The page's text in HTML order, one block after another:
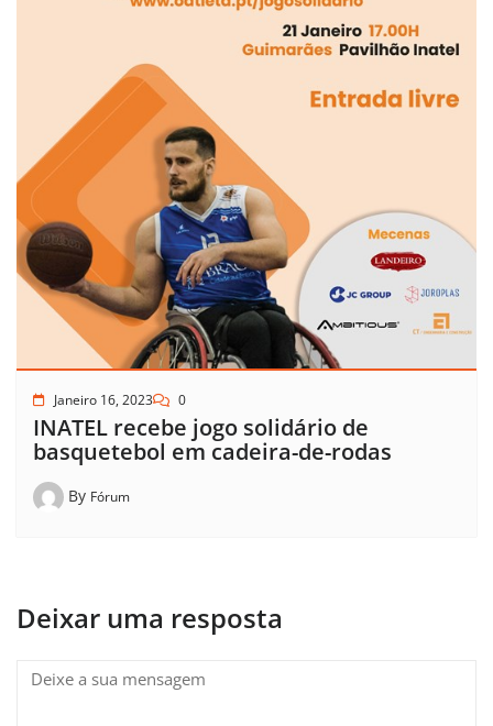
Janeiro 16, 2023 0
INATEL recebe jogo solidário de
basquetebol em cadeira-de-rodas
By Fórum
Deixar uma resposta